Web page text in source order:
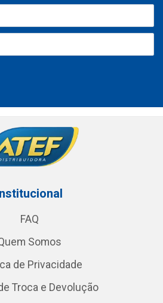
FAQ
Somos
de Privacidade
Troca e Devolução